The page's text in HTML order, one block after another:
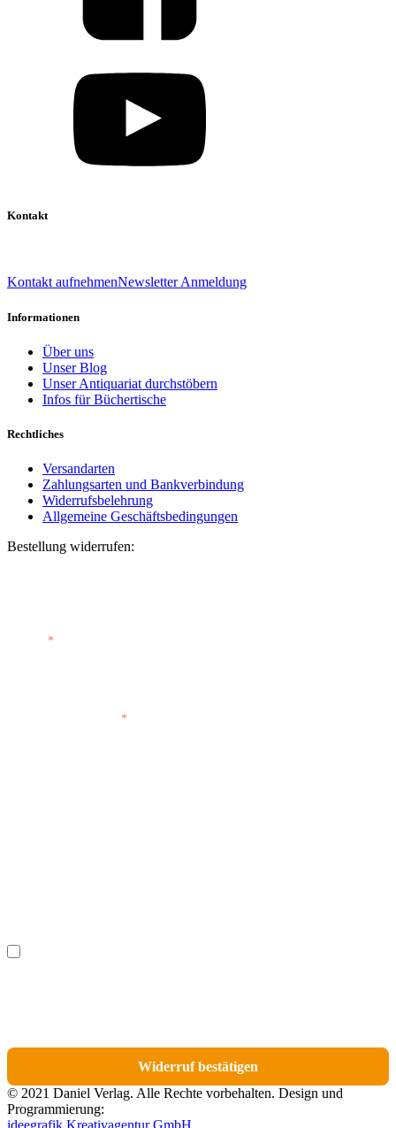
Kontakt
Kontakt aufnehmenNewsletter Anmeldung
Informationen
Über uns
Unser Blog
Unser Antiquariat durchstöbern
Infos für Büchertische
Rechtliches
Versandarten
Zahlungsarten und Bankverbindung
Widerrufsbelehrung
Allgemeine Geschäftsbedingungen
Bestellung widerrufen:
*
*
Ich möchte bestimmte Positionen für den Widerruf
Widerruf bestätigen
© 2021 Daniel Verlag. Alle Rechte vorbehalten. Design und
Programmierung:
ideegrafik Kreativagentur GmbH